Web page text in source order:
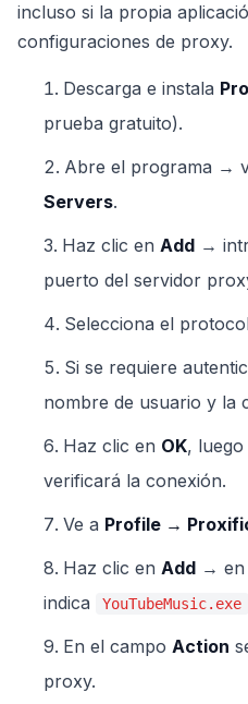
incluso si la propia
configuraciones de proxy.
Descarga e instala
prueba gratuito).
Abre el programa →
Servers.
Haz clic en Add →
puerto del servidor
Selecciona el
Si se requiere
nombre de usuario y la
Haz clic en OK, luego
verificará la conexión.
Ve a Profile →
Haz clic en Add → en
indica
YouTubeMusic.exe
En el campo Action
proxy.